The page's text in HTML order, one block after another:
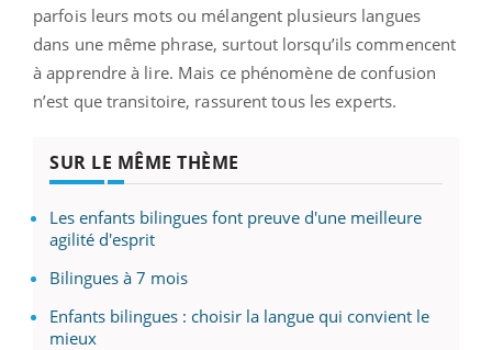
parfois leurs mots ou mélangent plusieurs langues
dans une même phrase, surtout lorsqu’ils commencent
à apprendre à lire. Mais ce phénomène de confusion
n’est que transitoire, rassurent tous les experts.
SUR LE MÊME THÈME
Les enfants bilingues font preuve d'une meilleure
agilité d'esprit
Bilingues à 7 mois
Enfants bilingues : choisir la langue qui convient le
mieux